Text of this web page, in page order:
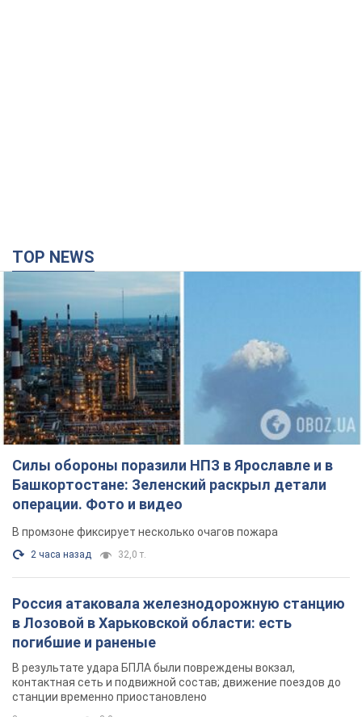
Башкортостане: Зеленский раскрыл детали
В промзоне фиксирует несколько очагов пожара
2 часа назад 32,0 т.
Россия атаковала железнодорожную станцию
в Лозовой в Харьковской области: есть
погибшие и раненые
В результате удара БПЛА были повреждены вокзал,
контактная сеть и подвижной состав; движение поездов до
станции временно приостановлено
3 часа назад 3,0 т.
ВАКС избрал меру пресечения экс-послу
Украины в США Стефанишиной: что известно о
деле
Суд не полностью удовлетворил ходатайство прокуратуры
2 часа назад 7,4 т.